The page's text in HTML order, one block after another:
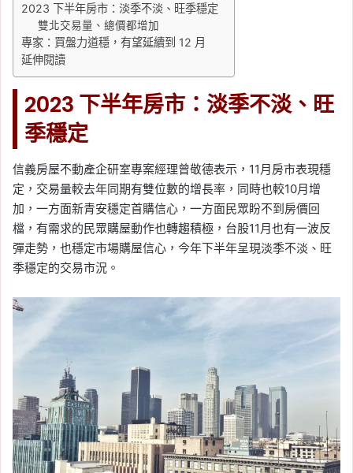
2023 下半年房市：淡季不淡、旺季穩定
雙北交易量、總價都增加
專家：買盤力道穩，有望延續到 12 月
延伸閱讀
2023 下半年房市：淡季不淡、旺
季穩定
信義房屋不動產企研室專案經理曾敬德表示，11月房市表現穩
定，交易量較去年同期有雙位數的增長率，同時也較10月增
加，一方面新青安穩定首購信心，一方面民眾盼不到房價回
檔，有需求的民眾購屋動作也轉趨積極，台股11月也有一波反
彈走勢，也穩定市場購屋信心，今年下半年呈現淡季不淡、旺
季穩定的交易市況。